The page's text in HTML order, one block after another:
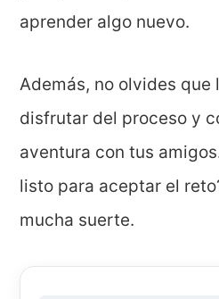
aprender algo nuevo.
Además, no olvides que
disfrutar del proceso y
aventura con tus
listo para aceptar el
mucha suerte.